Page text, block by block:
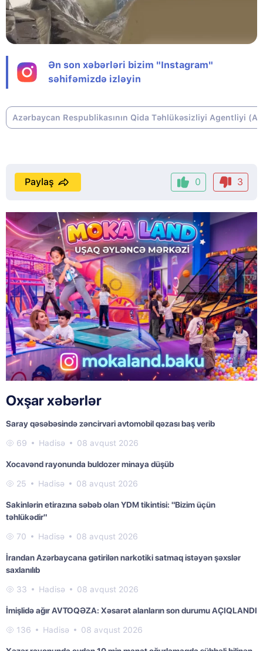
Ən son xəbərləri bizim "Instagram"
səhifəmizdə izləyin
Azərbaycan Respublikasının Qida Təhlükəsizliyi Agentliyi
0 3
Paylaş
Oxşar xəbərlər
Saray qəsəbəsində zəncirvari avtomobil qəzası baş verib
69 Hadisə 08 avqust 2026
Xocavənd rayonunda buldozer minaya düşüb
25 Hadisə 08 avqust 2026
Sakinlərin etirazına səbəb olan YDM tikintisi: "Bizim üçün
təhlükədir"
70 Hadisə 08 avqust 2026
İrandan Azərbaycana gətirilən narkotiki satmaq istəyən şəxslər
saxlanılıb
33 Hadisə 08 avqust 2026
İmişlidə ağır AVTOQƏZA: Xəsarət alanların son durumu AÇIQLANDI
136 Hadisə 08 avqust 2026